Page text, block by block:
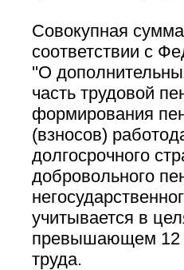
Совокупная
соответствии с
''О
часть трудовой
формирования
(взносов)
долгосрочного
добровольного
учитывается в
превышающем 12
труда.